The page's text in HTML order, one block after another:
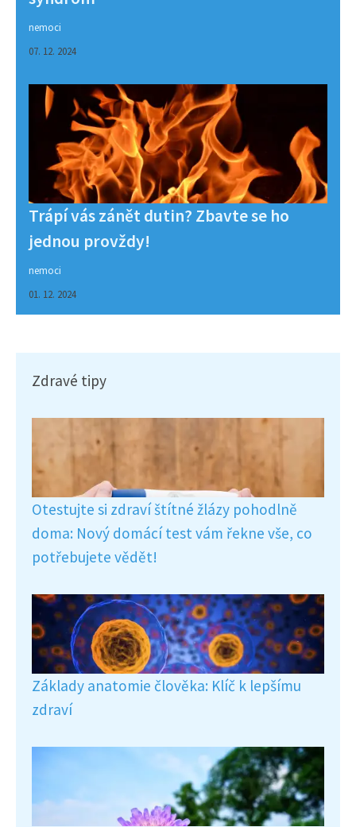
nemoci
07. 12. 2024
Trápí vás zánět dutin? Zbavte se ho
jednou provždy!
nemoci
01. 12. 2024
Zdravé tipy
Otestujte si zdraví štítné žlázy pohodlně
doma: Nový domácí test vám řekne vše, co
potřebujete vědět!
Základy anatomie člověka: Klíč k lepšímu
zdraví